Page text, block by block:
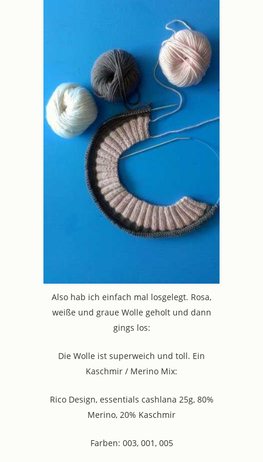
Also hab ich einfach mal losgelegt. Rosa,
weiße und graue Wolle geholt und dann
gings los:
Die Wolle ist superweich und toll. Ein
Kaschmir / Merino Mix:
Rico Design, essentials cashlana 25g, 80%
Merino, 20% Kaschmir
Farben: 003, 001, 005